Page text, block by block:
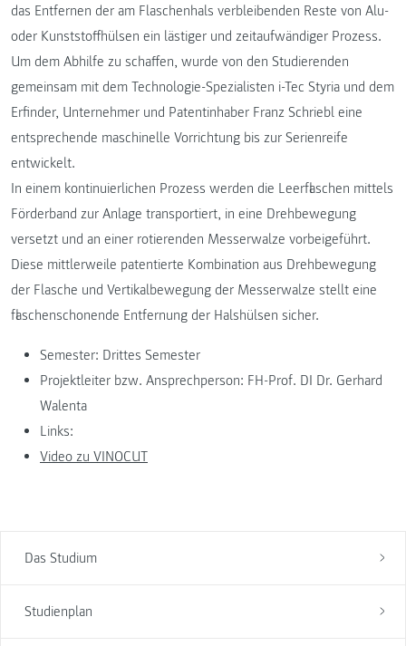
Das Studium
Studienplan
das Entfernen der am Flaschenhals verbleibenden Reste von Alu-
oder Kunststoffhülsen ein lästiger und zeitaufwändiger Prozess.
Um dem Abhilfe zu schaffen, wurde von den Studierenden
gemeinsam mit dem Technologie-Spezialisten i-Tec Styria und dem
Erfinder, Unternehmer und Patentinhaber Franz Schriebl eine
entsprechende maschinelle Vorrichtung bis zur Serienreife
entwickelt.
In einem kontinuierlichen Prozess werden die Leerflaschen mittels
Förderband zur Anlage transportiert, in eine Drehbewegung
versetzt und an einer rotierenden Messerwalze vorbeigeführt.
Diese mittlerweile patentierte Kombination aus Drehbewegung
der Flasche und Vertikalbewegung der Messerwalze stellt eine
flaschenschonende Entfernung der Halshülsen sicher.
Semester: Drittes Semester
Projektleiter bzw. Ansprechperson: FH-Prof. DI Dr. Gerhard
Walenta
Links:
Video zu VINOCUT